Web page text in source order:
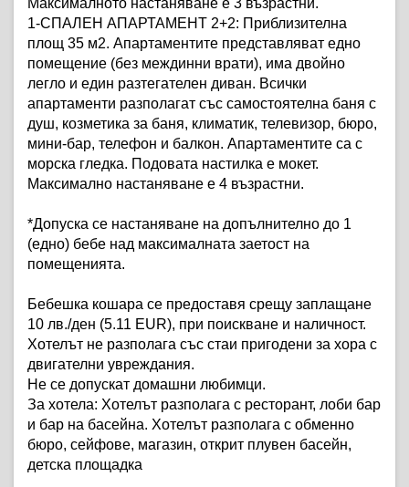
1-СПАЛЕН АПАРТАМЕНТ 2+2: Приблизителна
площ 35 м2. Апартаментите представляват едно
помещение (без междинни врати), има двойно
легло и един разтегателен диван. Всички
апартаменти разполагат със самостоятелна баня с
душ, козметика за баня, климатик, телевизор, бюро,
мини-бар, телефон и балкон. Апартаментите са с
морска гледка. Подовата настилка е мокет.
Максимално настаняване е 4 възрастни.
*Допуска се настаняване на допълнително до 1
(едно) бебе над максималната заетост на
помещенията.
Бебешка кошара се предоставя срещу заплащане
10 лв./ден (5.11 EUR), при поискване и наличност.
Хотелът не разполага със стаи пригодени за хора с
двигателни увреждания.
Не се допускат домашни любимци.
За хотела: Хотелът разполага с ресторант, лоби бар
и бар на басейна. Хотелът разполага с обменно
бюро, сейфове, магазин, открит плувен басейн,
детска площадка